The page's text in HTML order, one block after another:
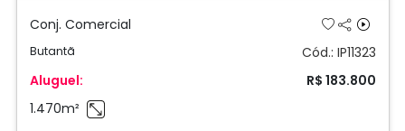
Conj. Comercial
Butantã
Cód.: IP11323
Aluguel:
R$ 183.800
1.470m²